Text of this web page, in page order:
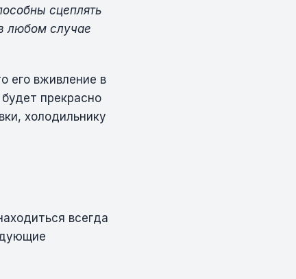
сцеплять
любом случае
его вживление в
прекрасно
холодильнику
всегда